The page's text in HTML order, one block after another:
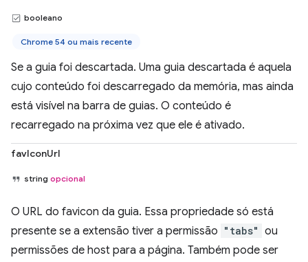
booleano
Chrome 54 ou mais recente
Se a guia foi descartada. Uma guia descartada é aquela
cujo conteúdo foi descarregado da memória, mas ainda
está visível na barra de guias. O conteúdo é
recarregado na próxima vez que ele é ativado.
favIconUrl
string opcional
O URL do favicon da guia. Essa propriedade só está
presente se a extensão tiver a permissão "tabs" ou
permissões de host para a página. Também pode ser